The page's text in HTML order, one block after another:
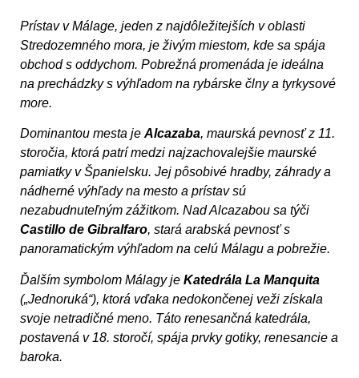
Prístav v Málage, jeden z najdôležitejších v oblasti
Stredozemného mora, je živým miestom, kde sa spája
obchod s oddychom. Pobrežná promenáda je ideálna
na prechádzky s výhľadom na rybárske člny a tyrkysové
more.
Dominantou mesta je Alcazaba, maurská pevnosť z 11.
storočia, ktorá patrí medzi najzachovalejšie maurské
pamiatky v Španielsku. Jej pôsobivé hradby, záhrady a
nádherné výhľady na mesto a prístav sú
nezabudnuteľným zážitkom. Nad Alcazabou sa týči
Castillo de Gibralfaro, stará arabská pevnosť s
panoramatickým výhľadom na celú Málagu a pobrežie.
Ďalším symbolom Málagy je Katedrála La Manquita
(„Jednoruká“), ktorá vďaka nedokončenej veži získala
svoje netradičné meno. Táto renesančná katedrála,
postavená v 18. storočí, spája prvky gotiky, renesancie a
baroka.